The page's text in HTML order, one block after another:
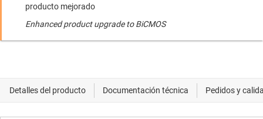
producto mejorado
Enhanced product upgrade to BiCMOS